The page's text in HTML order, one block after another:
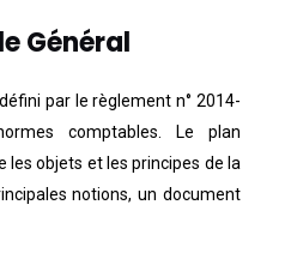
Général
par le règlement n° 2014-
comptables. Le plan
les objets et les principes de la
notions, un document